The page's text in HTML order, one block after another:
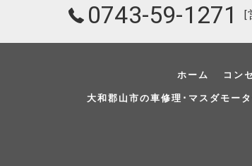
0743-59-1271 [
ホーム コン
大和郡山市の車修理･マスダモー